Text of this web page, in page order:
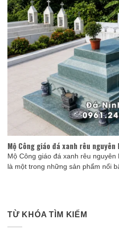
Mộ Công giáo đá xanh rêu
Mộ Công giáo đá xanh rêu
là một trong những sản phẩm nổi
TỪ KHÓA TÌM KIẾM